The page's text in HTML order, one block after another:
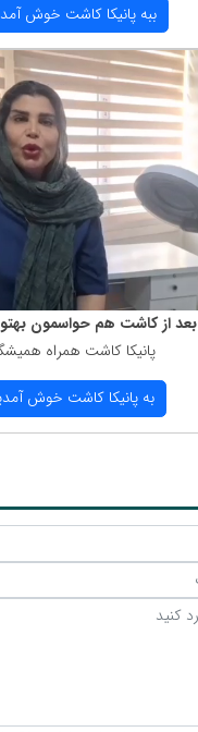
ببه پانیكا كاشت خوش
بعد از كاشت هم حواسمون
پانیكا كاشت همراه
به پانیكا كاشت خوش